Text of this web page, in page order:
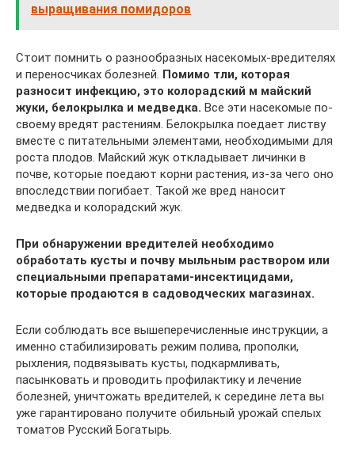
выращивания помидоров
Стоит помнить о разнообразных насекомых-вредителях
и переносчиках болезней. Помимо тли, которая
разносит инфекцию, это колорадский м майский
жуки, белокрылка и медведка. Все эти насекомые по-
своему вредят растениям. Белокрылка поедает листву
вместе с питательными элементами, необходимыми для
роста плодов. Майский жук откладывает личинки в
почве, которые поедают корни растения, из-за чего оно
впоследствии погибает. Такой же вред наносит
медведка и колорадский жук.
При обнаружении вредителей необходимо
обработать кусты и почву мыльным раствором или
специальными препаратами-инсектицидами,
которые продаются в садоводческих магазинах.
Если соблюдать все вышеперечисленные инструкции, а
именно стабилизировать режим полива, прополки,
рыхления, подвязывать кусты, подкармливать,
пасынковать и проводить профилактику и лечение
болезней, уничтожать вредителей, к середине лета вы
уже гарантировано получите обильный урожай спелых
томатов Русский Богатырь.